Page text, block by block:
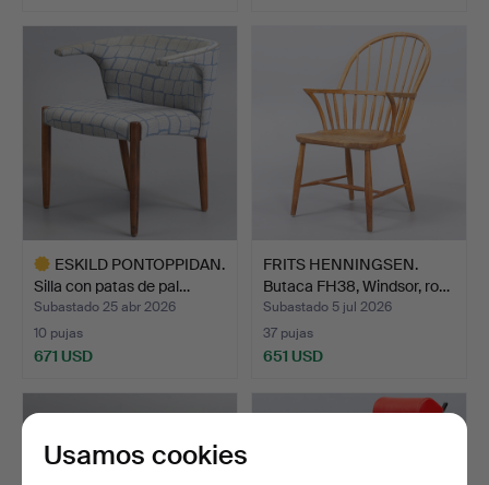
ESKILD PONTOPPIDAN.
Silla con patas de pal…
Subastado 25 abr 2026
10 pujas
671 USD
seleccionado
FRITS HENNINGSEN.
Butaca FH38, Windsor, ro…
Subastado 5 jul 2026
37 pujas
651 USD
Usamos cookies